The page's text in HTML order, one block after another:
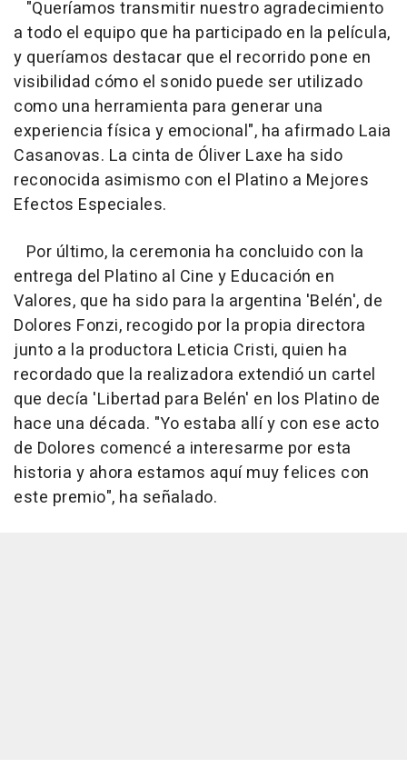
"Queríamos transmitir nuestro agradecimiento
a todo el equipo que ha participado en la película,
y queríamos destacar que el recorrido pone en
visibilidad cómo el sonido puede ser utilizado
como una herramienta para generar una
experiencia física y emocional", ha afirmado Laia
Casanovas. La cinta de Óliver Laxe ha sido
reconocida asimismo con el Platino a Mejores
Efectos Especiales.
Por último, la ceremonia ha concluido con la
entrega del Platino al Cine y Educación en
Valores, que ha sido para la argentina 'Belén', de
Dolores Fonzi, recogido por la propia directora
junto a la productora Leticia Cristi, quien ha
recordado que la realizadora extendió un cartel
que decía 'Libertad para Belén' en los Platino de
hace una década. "Yo estaba allí y con ese acto
de Dolores comencé a interesarme por esta
historia y ahora estamos aquí muy felices con
este premio", ha señalado.